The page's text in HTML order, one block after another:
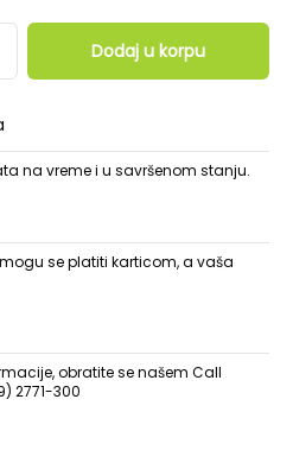
Dodaj u korpu
na vreme i u savršenom stanju.
se platiti karticom, a vaša
obratite se našem Call
2771-300